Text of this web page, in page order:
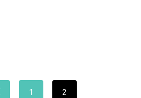
1 2